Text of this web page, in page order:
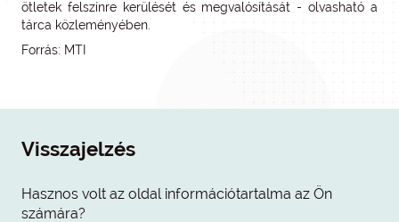
ötletek felszínre kerülését és megvalósítását - olvasható a
tárca közleményében.
Forrás: MTI
Visszajelzés
Hasznos volt az oldal információtartalma az Ön
számára?